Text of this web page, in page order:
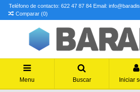
Teléfono de contacto: 622 47 87 84 Email:
Comparar (0)
Menu Buscar Iniciar